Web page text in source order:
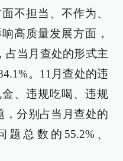
不担当、不作为、
高质量发展方面，
占当月查处的形式主
。11月查处的违
、违规吃喝、违规
，分别占当月查处的
总数的55.2%、